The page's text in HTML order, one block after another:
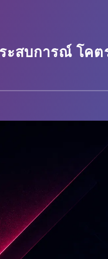
ระสบการณ์ โค